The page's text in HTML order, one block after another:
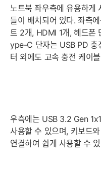
노트북 좌우측에 유용하게
들이 배치되어 있다. 좌측
트 2개, HDMI 1개, 헤드폰
ype-C 단자는 USB PD 충
터 외에도 고속 충전 케이
우측에는 USB 3.2 Gen
사용할 수 있으며, 키보드
연결하여 쉽게 사용할 수